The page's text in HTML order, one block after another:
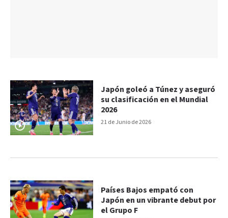
21 de Junio de 2026
Japón goleó a Túnez y aseguró
su clasificación en el Mundial
2026
Países Bajos empató con
Japón en un vibrante debut por
el Grupo F